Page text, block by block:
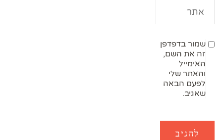
שמור בדפדפן
זה את השם,
האימייל
והאתר שלי
לפעם הבאה
שאגיב.